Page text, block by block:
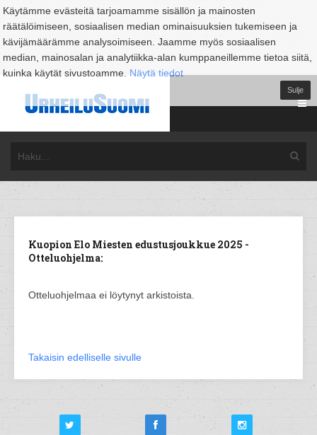
Käytämme evästeitä tarjoamamme sisällön ja mainosten
räätälöimiseen, sosiaalisen median ominaisuuksien tukemiseen ja
kävijämäärämme analysoimiseen. Jaamme myös sosiaalisen
median, mainosalan ja analytiikka-alan kumppaneillemme tietoa siitä,
kuinka käytät sivustoamme. Näytä tiedot
Sulje
Kuopion Elo Miesten edustusjoukkue 2025 -
Otteluohjelma:
Otteluohjelmaa ei löytynyt arkistoista.
Takaisin edelliselle sivulle